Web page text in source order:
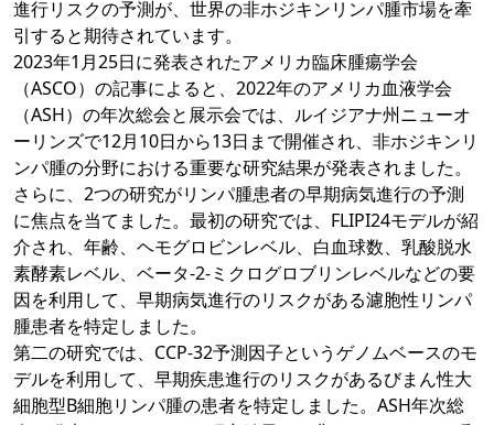
進行リスクの予測が、世界の非ホジキンリンパ腫市場を牽
引すると期待されています。
2023年1月25日に発表されたアメリカ臨床腫瘍学会
（ASCO）の記事によると、2022年のアメリカ血液学会
（ASH）の年次総会と展示会では、ルイジアナ州ニューオ
ーリンズで12月10日から13日まで開催され、非ホジキンリ
ンパ腫の分野における重要な研究結果が発表されました。
さらに、2つの研究がリンパ腫患者の早期病気進行の予測
に焦点を当てました。最初の研究では、FLIPI24モデルが紹
介され、年齢、ヘモグロビンレベル、白血球数、乳酸脱水
素酵素レベル、ベータ-2-ミクログロブリンレベルなどの要
因を利用して、早期病気進行のリスクがある濾胞性リンパ
腫患者を特定しました。
第二の研究では、CCP-32予測因子というゲノムベースのモ
デルを利用して、早期疾患進行のリスクがあるびまん性大
細胞型B細胞リンパ腫の患者を特定しました。ASH年次総